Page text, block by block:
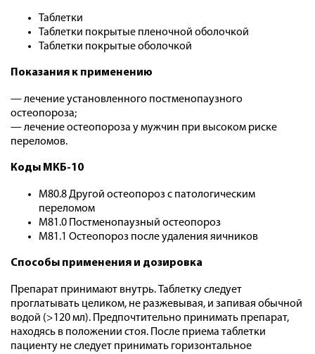
Таблетки
Таблетки покрытые пленочной оболочкой
Таблетки покрытые оболочкой
Показания к применению
— лечение установленного постменопаузного
остеопороза;
— лечение остеопороза у мужчин при высоком риске
переломов.
Коды МКБ-10
M80.8 Другой остеопороз с патологическим
переломом
M81.0 Постменопаузный остеопороз
M81.1 Остеопороз после удаления яичников
Способы применения и дозировка
Препарат принимают внутрь. Таблетку следует
проглатывать целиком, не разжевывая, и запивая обычной
водой (>120 мл). Предпочтительно принимать препарат,
находясь в положении стоя. После приема таблетки
пациенту не следует принимать горизонтальное